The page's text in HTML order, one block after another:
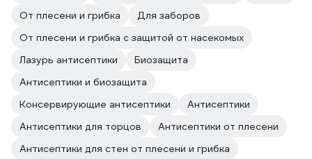
От плесени и грибка
Для заборов
От плесени и грибка с защитой от насекомых
Лазурь антисептики
Биозащита
Антисептики и биозащита
Консервирующие антисептики
Антисептики
Антисептики для торцов
Антисептики от плесени
Антисептики для стен от плесени и грибка